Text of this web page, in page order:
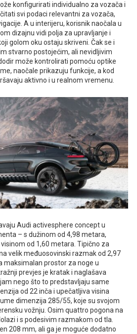
konfigurirati individualno za vozača i
svi podaci relevantni za vozača,
A u interijeru, korisnik naočala u
dizajnu vidi polja za upravljanje i
golom oku ostaju skriveni. Čak se i
stvarno postojećim, ali nevidljivim
može kontrolirati pomoću optike
naočale prikazuju funkcije, a kod
aktivno i u realnom vremenu.
Audi activesphere concept u
– s dužinom od 4,98 metara,
od 1,60 metara. Tipično za
velik međuosovinski razmak od 2,97
maksimalan prostor za noge u
prevjes je kratak i naglašava
nego što to predstavljaju same
od 22 inča i upečatljiva visina
dimenzija 285/55, koje su svojom
vožnju. Osim quattro pogona na
i s podesivim razmakom od tla.
208 mm, ali ga je moguće dodatno